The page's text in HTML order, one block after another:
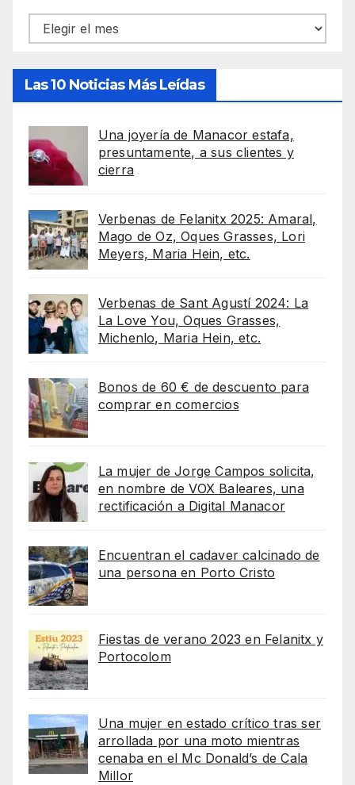
Archivos
Las 10 Noticias Más Leídas
Una joyería de Manacor estafa,
presuntamente, a sus clientes y
cierra
Verbenas de Felanitx 2025: Amaral,
Mago de Oz, Oques Grasses, Lori
Meyers, Maria Hein, etc.
Verbenas de Sant Agustí 2024: La
La Love You, Oques Grasses,
Michenlo, Maria Hein, etc.
Bonos de 60 € de descuento para
comprar en comercios
La mujer de Jorge Campos solicita,
en nombre de VOX Baleares, una
rectificación a Digital Manacor
Encuentran el cadaver calcinado de
una persona en Porto Cristo
Fiestas de verano 2023 en Felanitx y
Portocolom
Una mujer en estado crítico tras ser
arrollada por una moto mientras
cenaba en el Mc Donald’s de Cala
Millor